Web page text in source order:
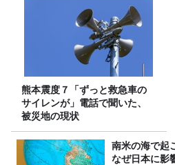
熊本震度７「ずっと救急車の
サイレンが」電話で聞いた、
被災地の現状
南米の海で起
なぜ日本に影